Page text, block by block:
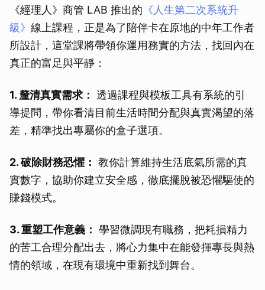
《經理人》商管 LAB 推出的 《人生第二次系統升
級》 線上課程，正是為了陪伴卡在原地的中年工作者
所設計，這堂課將帶領你運用務實的方法，找回內在
真正的富足與平靜：
1. 釐清真實需求： 透過課程與模板工具有系統的引
導提問，帶你看清目前生活時間分配與真實渴望的落
差，精準找出專屬你的盒子選項。
2. 破除財務恐懼： 教你計算維持生活底氣所需的真
實數字，協助你建立安全感，徹底擺脫被恐懼驅使的
賺錢模式。
3. 重塑工作意義： 學習微調現有職務，把耗損精力
的苦工合理分配出去，將心力集中在能發揮專長與熱
情的領域，在現有環境中重新找到舞台。